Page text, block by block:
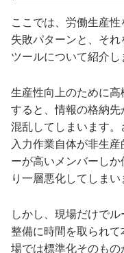
ここでは、労働生産
失敗パターンと、そ
ツールについて紹介し
生産性向上のために
すると、情報の格納
混乱してしまいます
入力作業自体が非生
ーが高いメンバーし
り一層悪化してしまい
しかし、現場だけで
整備に時間を取られ
場では標準化そのも